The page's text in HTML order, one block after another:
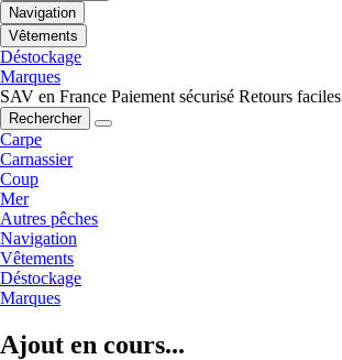
Navigation
Vêtements
Déstockage
Marques
SAV en France Paiement sécurisé Retours faciles
Rechercher
Carpe
Carnassier
Coup
Mer
Autres pêches
Navigation
Vêtements
Déstockage
Marques
Ajout en cours...